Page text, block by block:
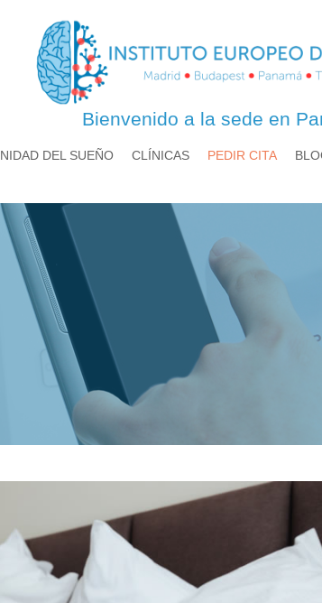
Bienvenido a la sede en
DEL SUEÑO CLÍNICAS PEDIR CITA